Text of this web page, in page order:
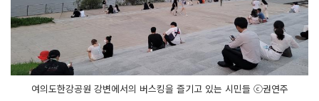
여의도한강공원 강변에서의 버스킹을 즐기고 있는 시민들 ⓒ권연주